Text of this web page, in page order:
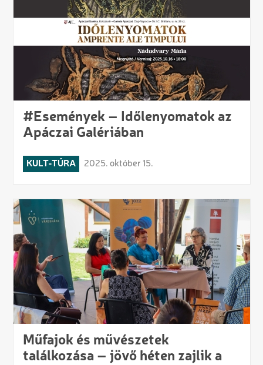
#Események – Időlenyomatok az
Apáczai Galériában
KULT-TÚRA 2025. október 15.
Műfajok és művészetek
találkozása – jövő héten zajlik a